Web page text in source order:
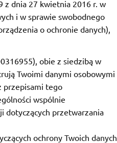
z dnia 27 kwietnia 2016 r. w
i w sprawie swobodnego
o ochronie danych),
obie z siedzibą w
Twoimi danymi osobowymi
przepisami tego
wspólnie
dotyczących przetwarzania
ochrony Twoich danych